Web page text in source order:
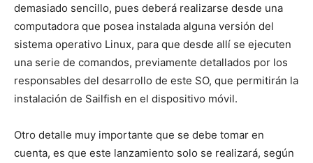
demasiado sencillo, pues deberá realizarse desde una
computadora que posea instalada alguna versión del
sistema operativo Linux, para que desde allí se ejecuten
una serie de comandos, previamente detallados por los
responsables del desarrollo de este SO, que permitirán la
instalación de Sailfish en el dispositivo móvil.
Otro detalle muy importante que se debe tomar en
cuenta, es que este lanzamiento solo se realizará, según